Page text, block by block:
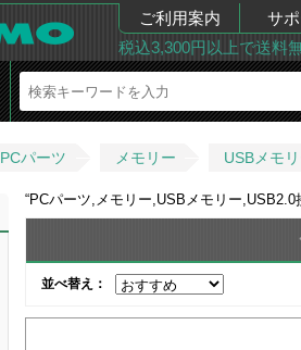
ご利用案内 サ
税込3,300円以上で送料
PCパーツ メモリー USBメモ
“PCパーツ,メモリー,USBメモリー,USB2.0
並べ替え：